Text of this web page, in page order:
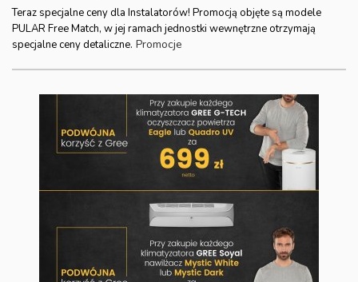
Teraz specjalne ceny dla Instalatorów! Promocją objęte są modele
PULAR Free Match, w jej ramach jednostki wewnętrzne otrzymają
specjalne ceny detaliczne. Promocje